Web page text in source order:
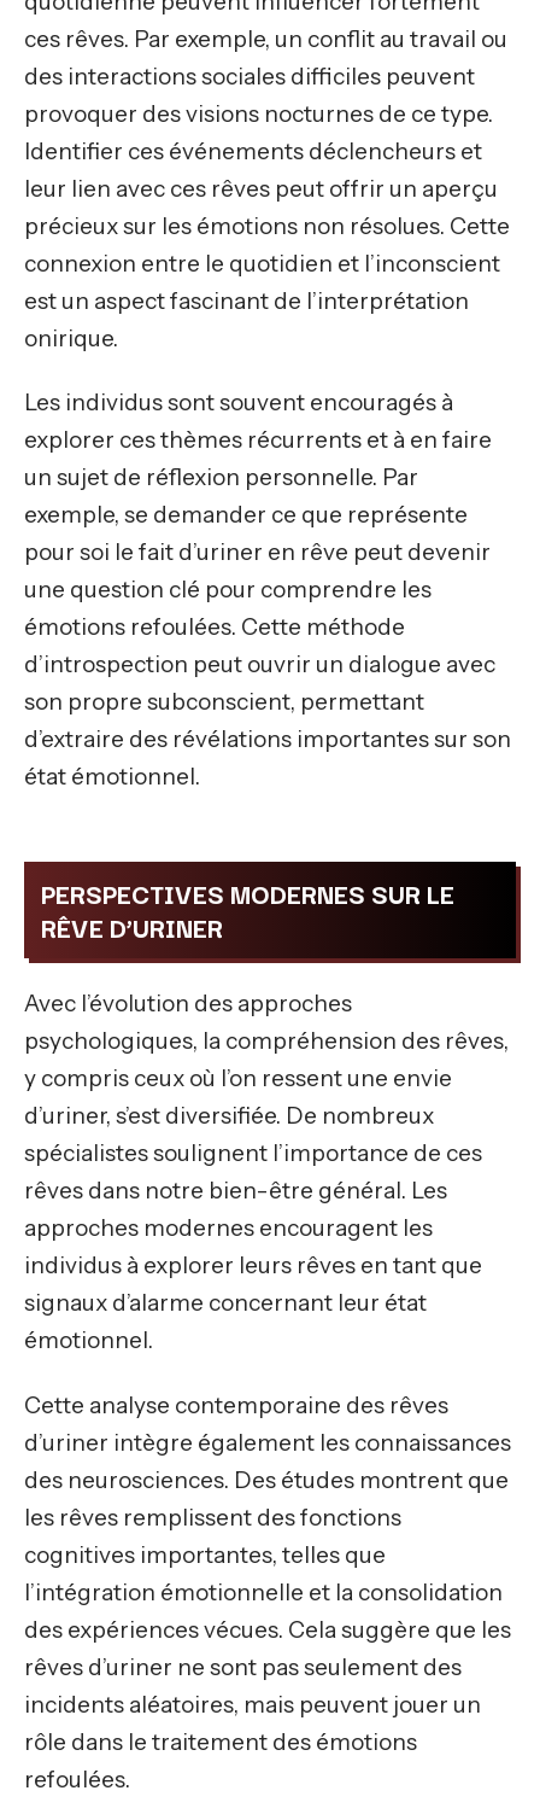
ces rêves. Par exemple, un conflit au travail ou
des interactions sociales difficiles peuvent
provoquer des visions nocturnes de ce type.
Identifier ces événements déclencheurs et
leur lien avec ces rêves peut offrir un aperçu
précieux sur les émotions non résolues. Cette
connexion entre le quotidien et l’inconscient
est un aspect fascinant de l’interprétation
onirique.
Les individus sont souvent encouragés à
explorer ces thèmes récurrents et à en faire
un sujet de réflexion personnelle. Par
exemple, se demander ce que représente
pour soi le fait d’uriner en rêve peut devenir
une question clé pour comprendre les
émotions refoulées. Cette méthode
d’introspection peut ouvrir un dialogue avec
son propre subconscient, permettant
d’extraire des révélations importantes sur son
état émotionnel.
PERSPECTIVES MODERNES SUR LE
RÊVE D’URINER
Avec l’évolution des approches
psychologiques, la compréhension des rêves,
y compris ceux où l’on ressent une envie
d’uriner, s’est diversifiée. De nombreux
spécialistes soulignent l’importance de ces
rêves dans notre bien-être général. Les
approches modernes encouragent les
individus à explorer leurs rêves en tant que
signaux d’alarme concernant leur état
émotionnel.
Cette analyse contemporaine des rêves
d’uriner intègre également les connaissances
des neurosciences. Des études montrent que
les rêves remplissent des fonctions
cognitives importantes, telles que
l’intégration émotionnelle et la consolidation
des expériences vécues. Cela suggère que les
rêves d’uriner ne sont pas seulement des
incidents aléatoires, mais peuvent jouer un
rôle dans le traitement des émotions
refoulées.